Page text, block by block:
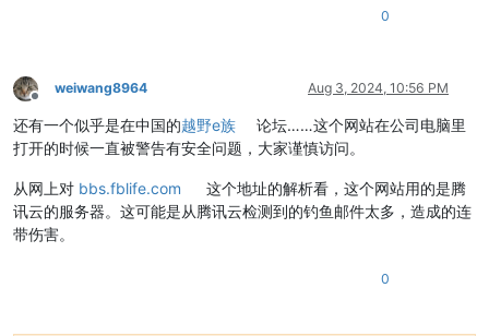
0
Offline
weiwang8964 Aug 3, 2024, 10:56 PM
还有一个似乎是在中国的越野e族
论坛……这个网站在公司电脑里
打开的时候一直被警告有安全问题，大家谨慎访问。
从网上对 bbs.fblife.com
这个地址的解析看，这个网站用的是腾
讯云的服务器。这可能是从腾讯云检测到的钓鱼邮件太多，造成的连
带伤害。
0